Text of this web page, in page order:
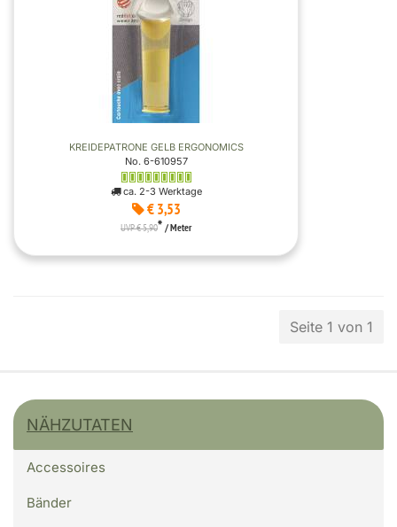
KREIDEPATRONE GELB ERGONOMICS
No. 6-610957
ca. 2-3 Werktage
€ 3,53
UVP € 5,90* / Meter
Seite 1 von 1
NÄHZUTATEN
Accessoires
Bänder